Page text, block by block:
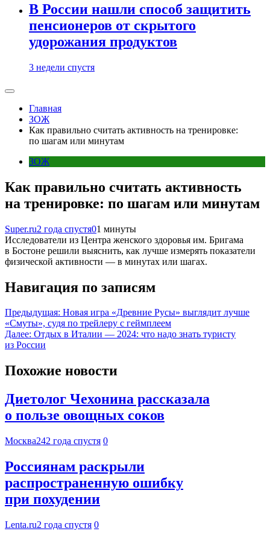
В России нашли способ защитить
пенсионеров от скрытого
удорожания продуктов
3 недели спустя
Главная
ЗОЖ
Как правильно считать активность на тренировке:
по шагам или минутам
ЗОЖ
Как правильно считать активность
на тренировке: по шагам или минутам
Super.ru2 года спустя01 минуты
Исследователи из Центра женского здоровья им. Бригама
в Бостоне решили выяснить, как лучше измерять показатели
физической активности — в минутах или шагах.
Навигация по записям
Предыдущая: Новая игра «Древние Русы» выглядит лучше
«Смуты», судя по трейлеру с геймплеем
Далее: Отдых в Италии — 2024: что надо знать туристу
из России
Похожие новости
Диетолог Чехонина рассказала
о пользе овощных соков
Москва242 года спустя 0
Россиянам раскрыли
распространенную ошибку
при похудении
Lenta.ru2 года спустя 0